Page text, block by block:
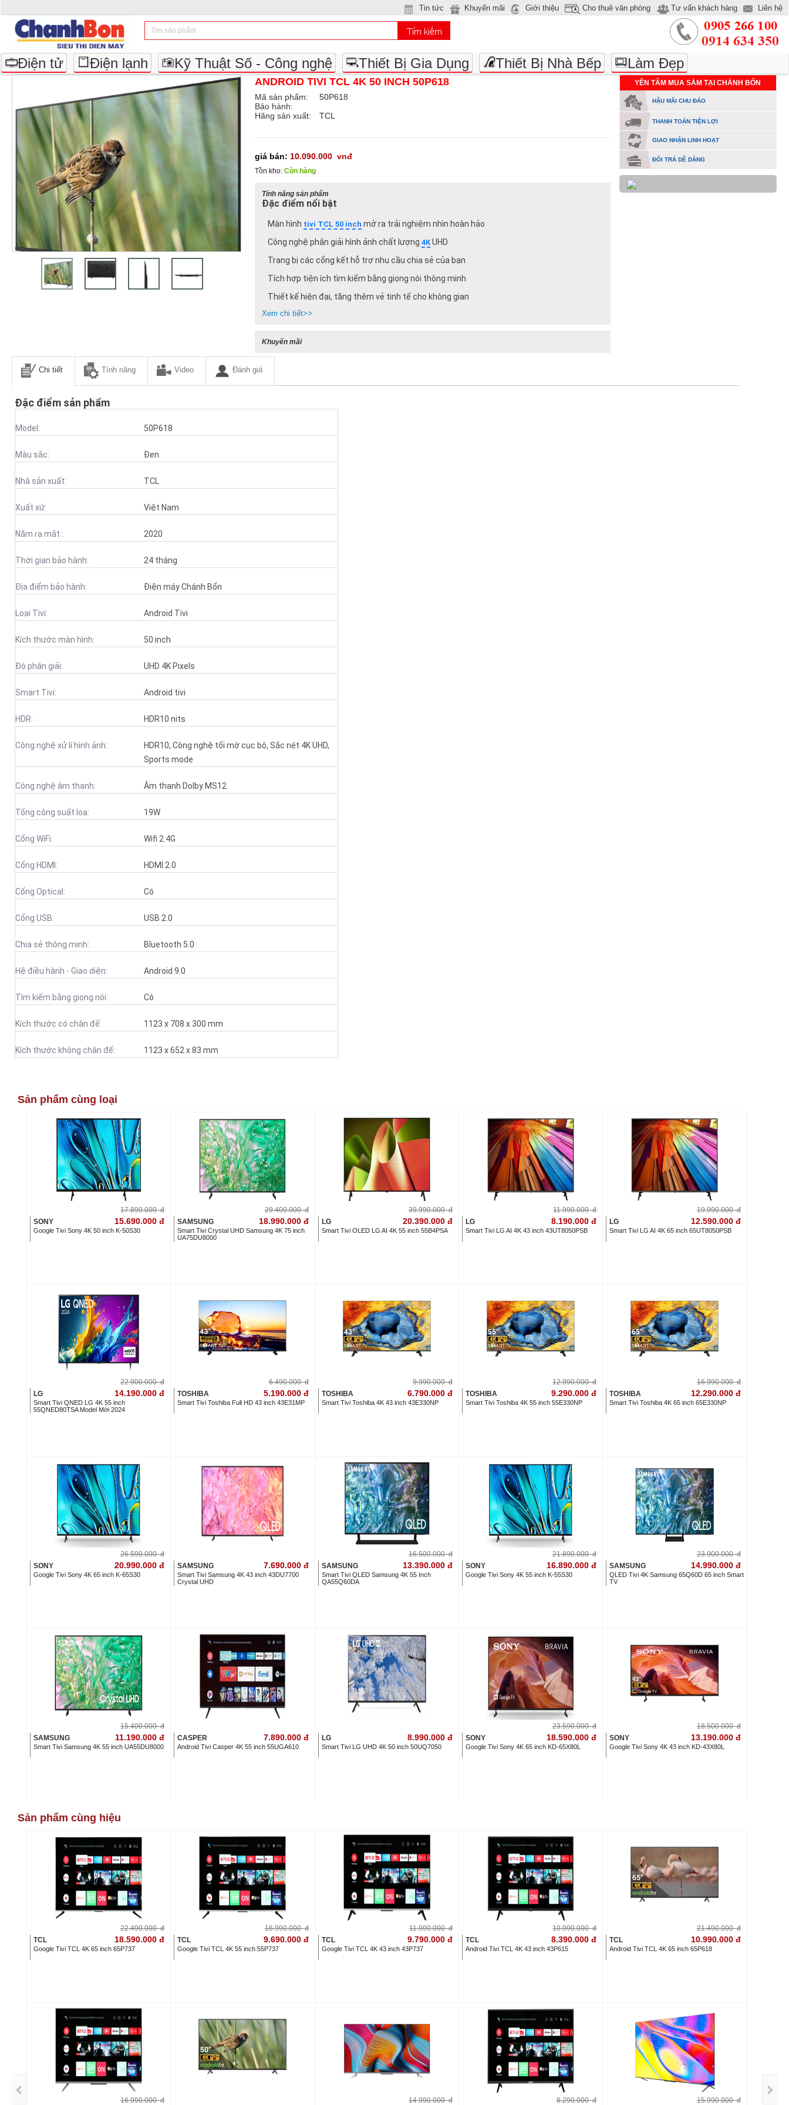
Liên hệ
Tin tức Khuyến mãi Giới thiệu Cho thuê văn phòng Tư vấn khách hàng
Điện tử Điện lạnh Kỹ Thuật Số - Công nghệ Thiết Bị Gia Dụng Thiết Bị Nhà Bếp Làm Đẹp
ANDROID TIVI TCL 4K 50 INCH 50P618
Mã sản phẩm:
50P618
Bảo hành:
Hãng sản xuất:
TCL
giá bán: 10.090.000 vnđ
Tồn kho: Còn hàng
Tính năng sản phẩm
Đặc điểm nổi bật
Màn hình tivi TCL 50 inch mở ra trải nghiệm nhìn hoàn hảo
Công nghệ phân giải hình ảnh chất lượng4K UHD
Trang bị các cổng kết hỗ trợ nhu cầu chia sẻ của bạn
Tích hợp tiện ích tìm kiếm bằng giọng nói thông minh
Thiết kế hiện đại, tăng thêm vẻ tinh tế cho không gian
Xem chi tiết>>
Khuyến mãi
YÊN TÂM MUA SẮM TẠI CHÁNH BỔN
HẬU MÃI CHU ĐÁO
THANH TOÁN TIỆN LỢI
GIAO NHẬN LINH HOẠT
ĐỔI TRẢ DỄ DÀNG
Chi tiết Tính năng Video Đánh giá
Đặc điểm sản phẩm
Model: 50P618
Màu sắc: Đen
Nhà sản xuất: TCL
Xuất xứ: Việt Nam
Năm ra mắt : 2020
Thời gian bảo hành: 24 tháng
Địa điểm bảo hành: Điện máy Chánh Bổn
Loại Tivi: Android Tivi
Kích thước màn hình: 50 inch
Độ phân giải: UHD 4K Pixels
Smart Tivi: Android tivi
HDR: HDR10 nits
Công nghệ xử lí hình ảnh:
HDR10, Công nghệ tối mờ cục bộ, Sắc nét 4K UHD,
Sports mode
Công nghệ âm thanh: Âm thanh Dolby MS12
Tổng công suất loa: 19W
Cổng WiFi: Wifi 2.4G
Cổng HDMI: HDMI 2.0
Cổng Optical: Có
Cổng USB: USB 2.0
Chia sẻ thông minh: Bluetooth 5.0
Hệ điều hành - Giao diện: Android 9.0
Tìm kiếm bằng giọng nói: Có
Kích thước có chân đế: 1123 x 708 x 300 mm
Kích thước không chân đế: 1123 x 652 x 83 mm
Sản phẩm cùng loại
17.890.000 đ
SONY
15.690.000 đ
Google Tivi Sony 4K 50 inch K-50S30
29.400.000 đ
SAMSUNG
18.990.000 đ
Smart Tivi Crystal UHD Samsung 4K 75 inch
UA75DU8000
39.990.000 đ
LG
20.390.000 đ
Smart Tivi OLED LG AI 4K 55 inch 55B4PSA
11.990.000 đ
LG
8.190.000 đ
Smart Tivi LG AI 4K 43 inch 43UT8050PSB
19.990.000 đ
LG
12.590.000 đ
Smart Tivi LG AI 4K 65 inch 65UT8050PSB
22.900.000 đ
LG
14.190.000 đ
Smart Tivi QNED LG 4K 55 inch
55QNED80TSA Model Mới 2024
6.490.000 đ
TOSHIBA
5.190.000 đ
Smart Tivi Toshiba Full HD 43 inch 43E31MP
9.990.000 đ
TOSHIBA
6.790.000 đ
Smart Tivi Toshiba 4K 43 inch 43E330NP
12.990.000 đ
TOSHIBA
9.290.000 đ
Smart Tivi Toshiba 4K 55 inch 55E330NP
16.990.000 đ
TOSHIBA
12.290.000 đ
Smart Tivi Toshiba 4K 65 inch 65E330NP
26.590.000 đ
SONY
20.990.000 đ
Google Tivi Sony 4K 65 inch K-65S30
SAMSUNG 7.690.000 đ
Smart Tivi Samsung 4K 43 inch 43DU7700
Crystal UHD
16.500.000 đ
SAMSUNG
13.390.000 đ
Smart Tivi QLED Samsung 4K 55 Inch
QA55Q60DA
21.890.000 đ
SONY
16.890.000 đ
Google Tivi Sony 4K 55 inch K-55S30
23.900.000 đ
SAMSUNG
14.990.000 đ
QLED Tivi 4K Samsung 65Q60D 65 inch Smart
TV
15.400.000 đ
SAMSUNG
11.190.000 đ
Smart Tivi Samsung 4K 55 inch UA55DU8000
CASPER 7.890.000 đ
Android Tivi Casper 4K 55 inch 55UGA610
LG 8.990.000 đ
Smart Tivi LG UHD 4K 50 inch 50UQ7050
23.590.000 đ
SONY
18.590.000 đ
Google Tivi Sony 4K 65 inch KD-65X80L
18.500.000 đ
SONY
13.190.000 đ
Google Tivi Sony 4K 43 inch KD-43X80L
Sản phẩm cùng hiệu
22.490.000 đ
TCL
18.590.000 đ
Google Tivi TCL 4K 65 inch 65P737
16.990.000 đ
TCL
9.690.000 đ
Google Tivi TCL 4K 55 inch 55P737
11.990.000 đ
TCL
9.790.000 đ
Google Tivi TCL 4K 43 inch 43P737
10.990.000 đ
TCL
8.390.000 đ
Android Tivi TCL 4K 43 inch 43P615
21.490.000 đ
TCL
10.990.000 đ
Android Tivi TCL 4K 65 inch 65P618
16.990.000 đ 14.990.000 đ 8.290.000 đ 15.990.000 đ